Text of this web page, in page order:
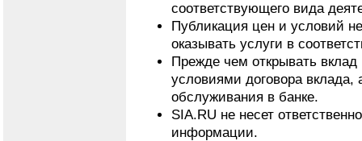
соответствующего вида
Публикация цен и условий
оказывать услуги в
Прежде чем открывать
условиями договора вклада,
обслуживания в банке.
SIA.RU не несет
информации.